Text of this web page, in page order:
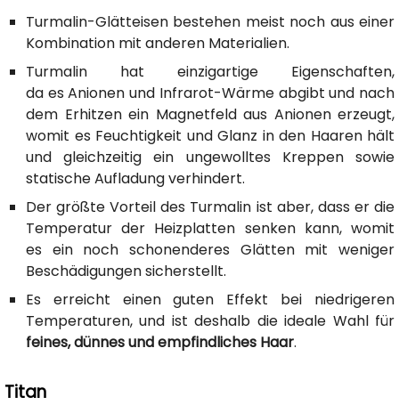
Turmalin-Glätteisen bestehen meist noch aus einer
Kombination mit anderen Materialien.
Turmalin hat einzigartige Eigenschaften,
da es Anionen und Infrarot-Wärme abgibt und nach
dem Erhitzen ein Magnetfeld aus Anionen erzeugt,
womit es Feuchtigkeit und Glanz in den Haaren hält
und gleichzeitig ein ungewolltes Kreppen sowie
statische Aufladung verhindert.
Der größte Vorteil des Turmalin ist aber, dass er die
Temperatur der Heizplatten senken kann, womit
es ein noch schonenderes Glätten mit weniger
Beschädigungen sicherstellt.
Es erreicht einen guten Effekt bei niedrigeren
Temperaturen, und ist deshalb die ideale Wahl für
feines, dünnes und empfindliches Haar.
Titan